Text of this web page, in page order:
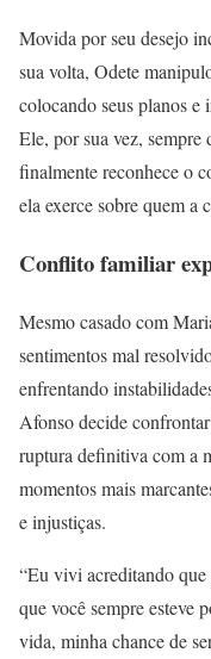
Movida por seu desejo
sua volta, Odete
colocando seus planos e
Ele, por sua vez, sempre
finalmente reconhece o
ela exerce sobre quem a
Conflito familiar
Mesmo casado com
sentimentos mal
enfrentando
Afonso decide
ruptura definitiva com a
momentos mais
e injustiças.
“Eu vivi acreditando
que você sempre esteve
vida, minha chance de